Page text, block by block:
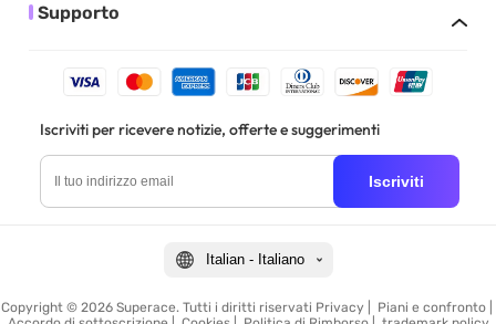
Supporto
Iscriviti per ricevere notizie, offerte e suggerimenti
Iscriviti
Italian - Italiano
Copyright © 2026 Superace. Tutti i diritti riservati Privacy Piani e confronto|